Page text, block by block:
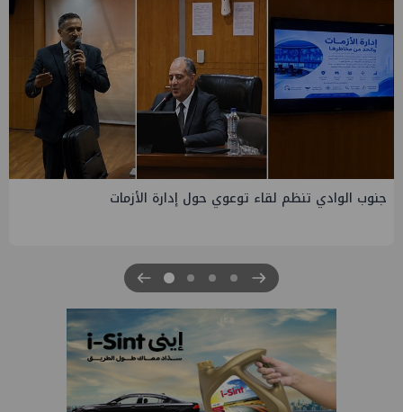
التخطيط والبترول يبحثان جهود تحقيق أمن الطاقة ضمن خطة